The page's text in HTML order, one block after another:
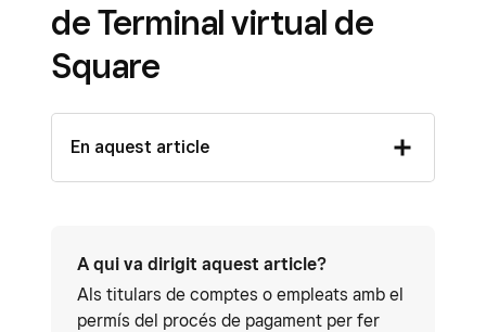
de Terminal virtual de
Square
En aquest article
A qui va dirigit aquest article?
Als titulars de comptes o empleats amb el
permís del procés de pagament per fer